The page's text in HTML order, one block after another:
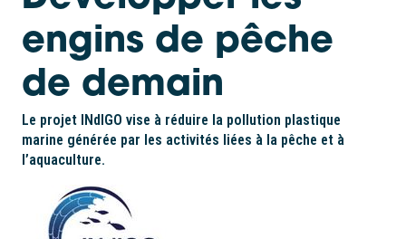
engins de pêche
de demain
Le projet INdIGO vise à réduire la pollution plastique
marine générée par les activités liées à la pêche et à
l’aquaculture.